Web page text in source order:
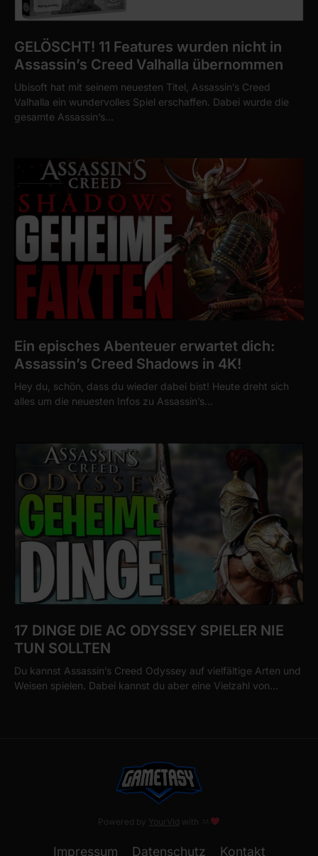
GELÖSCHT! 11 Features wurden nicht in
Assassin’s Creed Valhalla übernommen
Ubisoft hat mit seinem neuesten Titel, Assassin’s Creed
Valhalla ein wundervolles Spiel erschaffen. Dabei wurde die
gesamte Assassin’s…
Ein episches Abenteuer erwartet dich:
Assassin’s Creed Shadows in 4K!
Hey du, schön, dass du wieder dabei bist! Heute dreht sich
alles um die neuesten Infos zu Assassin’s…
17 DINGE DIE AC ODYSSEY SPIELER NIE
TUN SOLLTEN
Du kannst Assassin’s Creed Odyssey auf vielfältige Arten und
Weisen spielen. Dabei kannst du aber eine Vielzahl von…
Powered by YourVid with
Impressum Datenschutz Kontakt